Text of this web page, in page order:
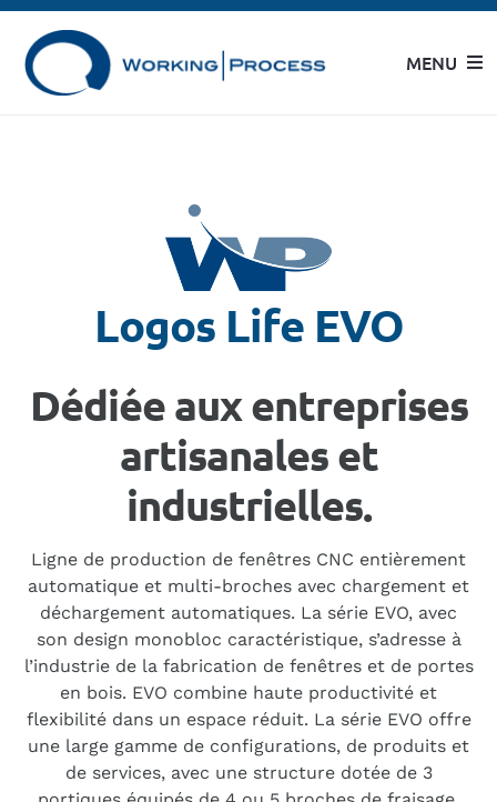
Skip
content
MENU
Service au client
Partners
Occasion garantie
Logos Life EVO
Dédiée aux entreprises
artisanales et
industrielles.
Ligne de production de fenêtres CNC entièrement
automatique et multi-broches avec chargement et
déchargement automatiques. La série EVO, avec
son design monobloc caractéristique, s’adresse à
l’industrie de la fabrication de fenêtres et de portes
en bois. EVO combine haute productivité et
flexibilité dans un espace réduit. La série EVO offre
une large gamme de configurations, de produits et
de services, avec une structure dotée de 3